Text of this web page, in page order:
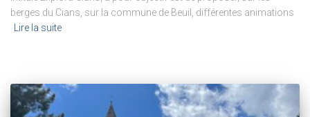
berges du Cians, sur la commune de Beuil, différentes animations
Lire la suite